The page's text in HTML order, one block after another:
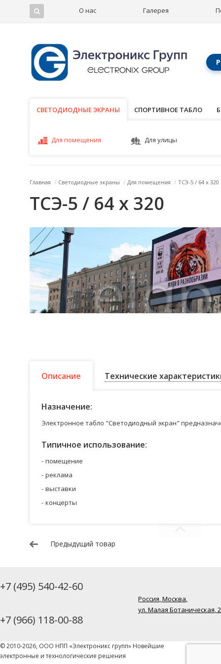
О нас Галерея
СВЕТОДИОДНЫЕ ЭКРАНЫ
СВЕТОДИОДНЫЕ ЭКРАНЫ СПОРТИВНОЕ ТАБЛО
Для помещения Для улицы
Главная / Светодиодные экраны / Для помещения / ТСЭ-5 / 64 x 320
ТСЭ-5 / 64 x 320
Описание Технические
Назначение:
Электронное табло "Светодиодный экран"
Типичное использование:
помещение
реклама
выставки
концерты
Предыдущий товар
+7 (495) 540-42-60
+7 (966) 118-00-88
Россия, Москва,
ул. Малая Ботаническая,
© 2010-2026, ООО НПП «Электроникс групп» Новейшие
электронные и технологические решения